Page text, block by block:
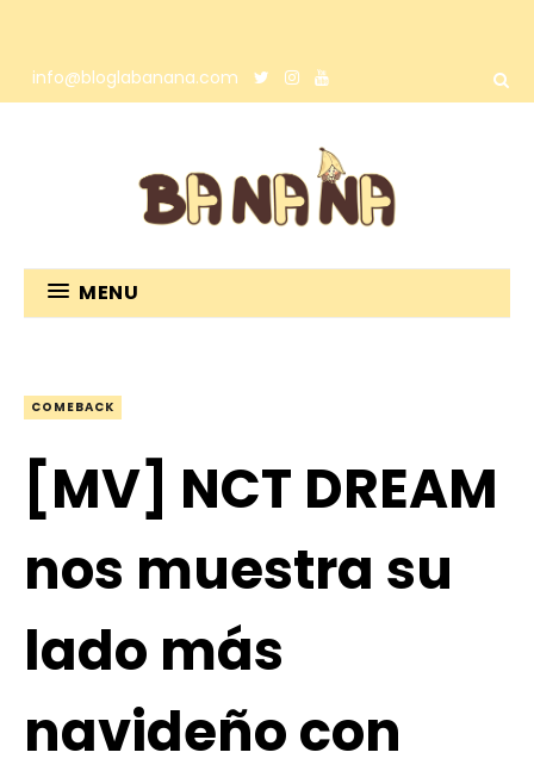
info@bloglabanana.com
MENU
COMEBACK
[MV] NCT DREAM
nos muestra su
lado más
navideño con